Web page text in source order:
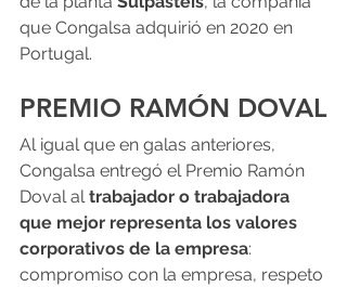
que Congalsa adquirió en 2020 en
Portugal.
PREMIO RAMÓN DOVAL
Al igual que en galas anteriores,
Congalsa entregó el Premio Ramón
Doval al trabajador o trabajadora
que mejor representa los valores
corporativos de la empresa:
compromiso con la empresa, respeto